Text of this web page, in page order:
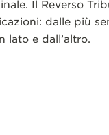
Il Reverso
dalle più
lato e dall’altro.